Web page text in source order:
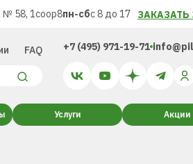
№ 58, 1соор8пн-сбс 8 до 17 ЗАКАЗАТЬ
FAQ +7 (495) 971-19-71
Услуги Акции